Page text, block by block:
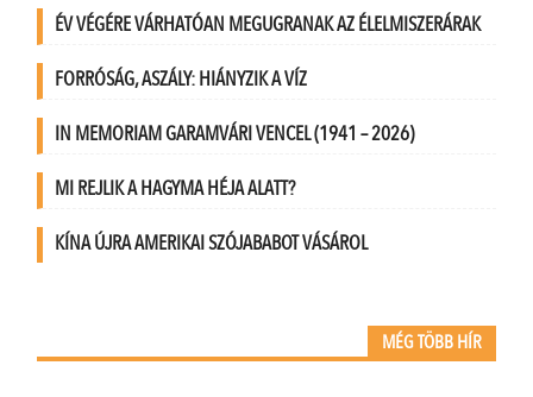
ÉV VÉGÉRE VÁRHATÓAN MEGUGRANAK AZ ÉLELMISZERÁRAK
FORRÓSÁG, ASZÁLY: HIÁNYZIK A VÍZ
IN MEMORIAM GARAMVÁRI VENCEL (1941 – 2026)
MI REJLIK A HAGYMA HÉJA ALATT?
KÍNA ÚJRA AMERIKAI SZÓJABABOT VÁSÁROL
MÉG TÖBB HÍR